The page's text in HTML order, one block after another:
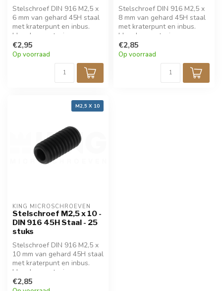
Stelschroef DIN 916 M2,5 x
6 mm van gehard 45H staal
met kraterpunt en inbus.
Ideaal voor stevige,
verzonken fixatie in
fijnmechanica en techniek.
Zwarte afwerking voor een
strakke uitstraling. Verpakt
€2,95
Op voorraad
Stelschroef DIN 916 M2,5 x
8 mm van gehard 45H staal
met kraterpunt en inbus.
Ideaal voor stevige,
verzonken fixatie in
fijnmechanica en techniek.
Zwarte afwerking voor een
strakke uitstraling. Verpakt
€2,85
Op voorraad
M2,5 X 10
KING MICROSCHROEVEN
Stelschroef M2,5 x 10 -
DIN 916 45H Staal - 25
stuks
Stelschroef DIN 916 M2,5 x
10 mm van gehard 45H staal
met kraterpunt en inbus.
Ideaal voor stevige,
verzonken fixatie in
€2,85